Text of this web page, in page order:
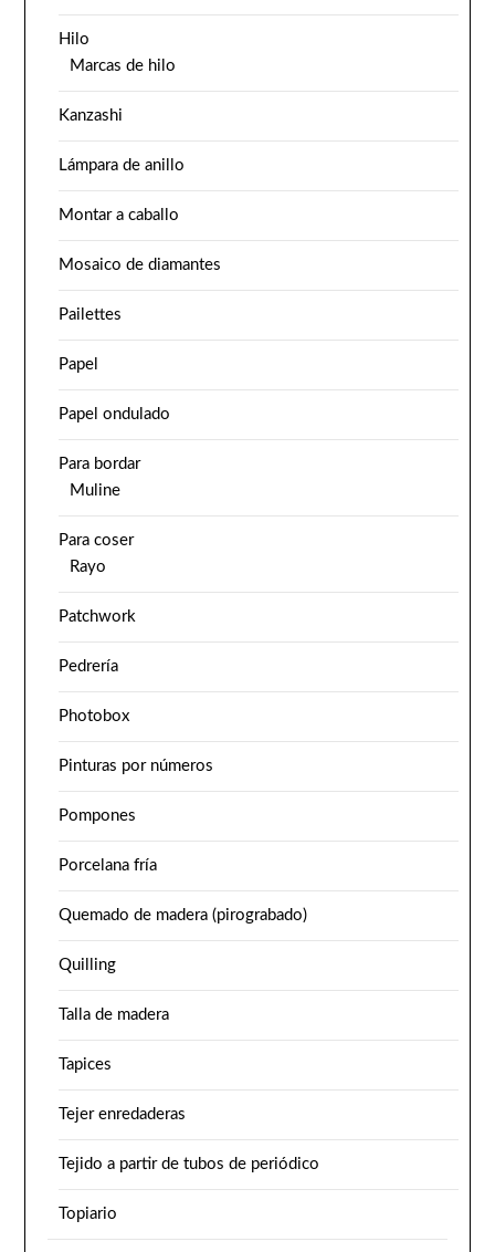
Hilo
Marcas de hilo
Kanzashi
Lámpara de anillo
Montar a caballo
Mosaico de diamantes
Pailettes
Papel
Papel ondulado
Para bordar
Muline
Para coser
Rayo
Patchwork
Pedrería
Photobox
Pinturas por números
Pompones
Porcelana fría
Quemado de madera (pirograbado)
Quilling
Talla de madera
Tapices
Tejer enredaderas
Tejido a partir de tubos de periódico
Topiario